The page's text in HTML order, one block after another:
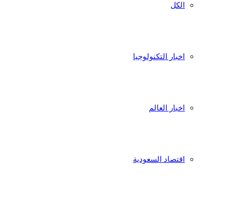
الكل
اخبار التكنولوجيا
اخبار العالم
اقتصاد السعودية